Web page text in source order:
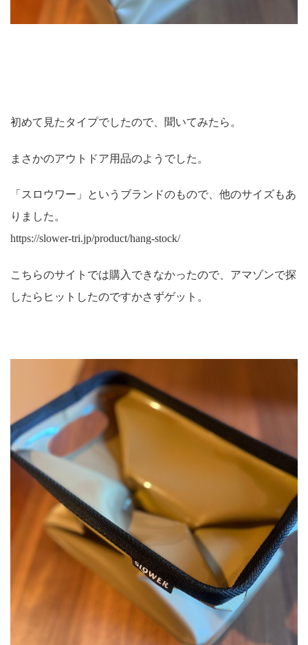
初めて見たタイプでしたので、聞いてみたら。
まさかのアウトドア用品のようでした。
「スロウワー」というブランドのもので、他のサイズもあ
りました。
https://slower-tri.jp/product/hang-stock/
こちらのサイトでは購入できなかったので、アマゾンで探
したらヒットしたのですかさずゲット。